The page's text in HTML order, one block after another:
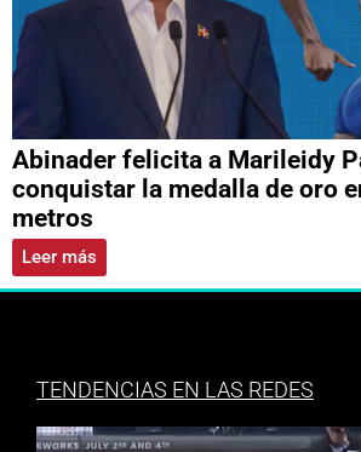
Abinader felicita a Marileidy
conquistar la medalla de oro
metros
Leer más
TENDENCIAS EN LAS REDES